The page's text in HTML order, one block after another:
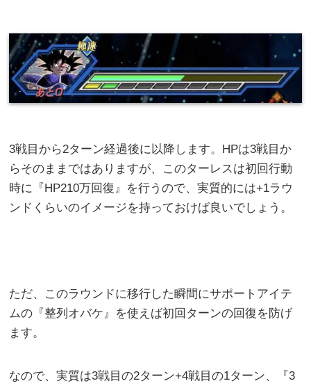
3戦目から2ターン経過後に以降します。HPは3戦目か
らそのままではありますが、このターレスは初回行動
時に『HP210万回復』を行うので、実質的には+1ラウ
ンドくらいのイメージを持っておけば良いでしょう。
ただ、このラウンドに移行した瞬間にサポートアイテ
ムの『整列オバケ』を使えば初回ターンの回復を防げ
ます。
なので、実質は3戦目の2ターン+4戦目の1ターン、『3